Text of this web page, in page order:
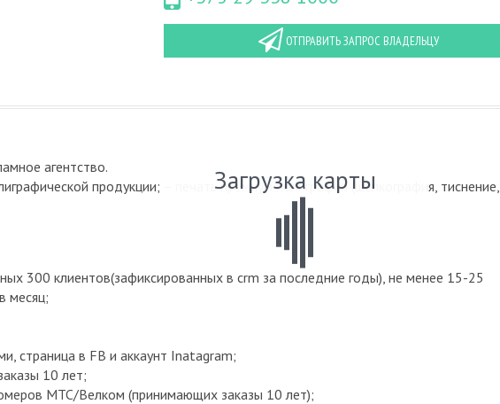
ОТПРАВИТЬ ЗАПРОС ВЛАДЕЛЬЦУ
агентство.
продукции; – печать премиум полиграфии (шелкография, тиснение,
300 клиентов(зафиксированных в crm за последние годы), не менее 15-25
месяц;
страница в FB и аккаунт Inatagram;
10 лет;
МТС/Велком (принимающих заказы 10 лет);
Загрузка карты